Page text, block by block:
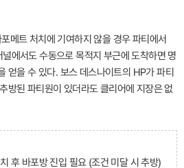
메트 처치에 기여하지 않을 경우 파티에서
에서도 수동으로 목적지 부근에 도착하면 명
얻을 수 있다. 보스 데스나이트의 HP가 파티
방된 파티원이 있더라도 클리어에 지장은 없
후 바포방 진입 필요 (조건 미달 시 추방)